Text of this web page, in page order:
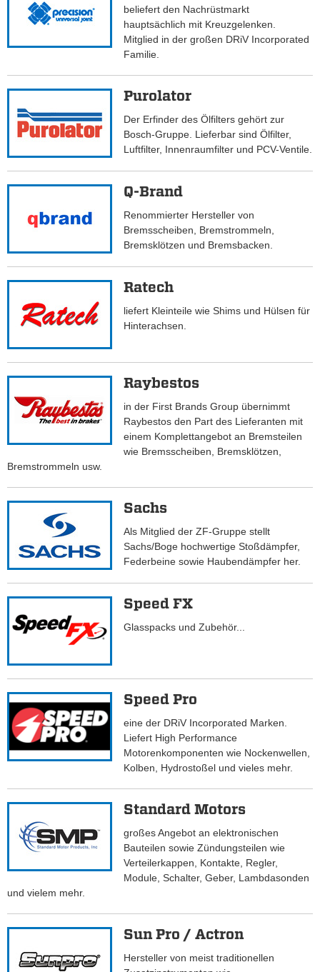
beliefert den Nachrüstmarkt
hauptsächlich mit Kreuzgelenken.
Mitglied in der großen DRiV Incorporated
Familie.
Purolator
Der Erfinder des Ölfilters gehört zur
Bosch-Gruppe. Lieferbar sind Ölfilter,
Luftfilter, Innenraumfilter und PCV-Ventile.
Q-Brand
Renommierter Hersteller von
Bremsscheiben, Bremstrommeln,
Bremsklötzen und Bremsbacken.
Ratech
liefert Kleinteile wie Shims und Hülsen für
Hinterachsen.
Raybestos
in der First Brands Group übernimmt
Raybestos den Part des Lieferanten mit
einem Komplettangebot an Bremsteilen
wie Bremsscheiben, Bremsklötzen,
Bremstrommeln usw.
Sachs
Als Mitglied der ZF-Gruppe stellt
Sachs/Boge hochwertige Stoßdämpfer,
Federbeine sowie Haubendämpfer her.
Speed FX
Glasspacks und Zubehör...
Speed Pro
eine der DRiV Incorporated Marken.
Liefert High Performance
Motorenkomponenten wie Nockenwellen,
Kolben, Hydrostoßel und vieles mehr.
Standard Motors
großes Angebot an elektronischen
Bauteilen sowie Zündungsteilen wie
Verteilerkappen, Kontakte, Regler,
Module, Schalter, Geber, Lambdasonden
und vielem mehr.
Sun Pro / Actron
Hersteller von meist traditionellen